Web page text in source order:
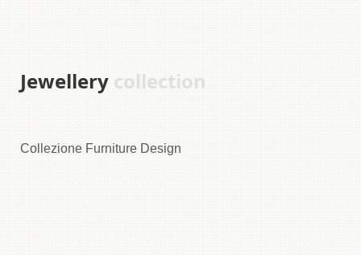
Jewellery collection
Collezione Furniture Design